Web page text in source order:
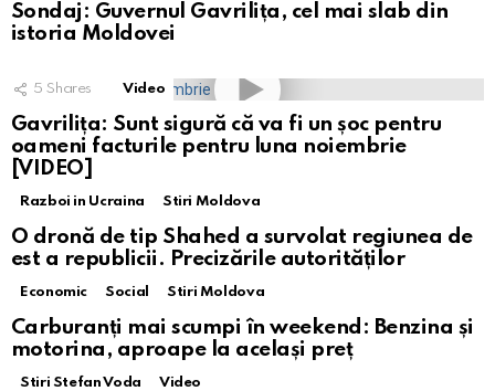
Sondaj: Guvernul Gavrilița, cel mai slab din
istoria Moldovei
5 Shares Video
Gavrilița: Sunt sigură că va fi un șoc pentru
oameni facturile pentru luna noiembrie
[VIDEO]
Razboi in Ucraina Stiri Moldova
O dronă de tip Shahed a survolat regiunea de
est a republicii. Precizările autorităților
Economic Social Stiri Moldova
Carburanți mai scumpi în weekend: Benzina și
motorina, aproape la același preț
Stiri Stefan Voda Video